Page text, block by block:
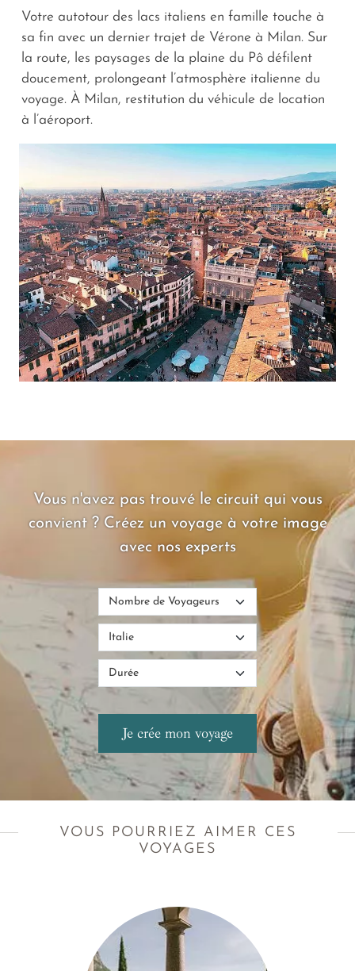
Votre autotour des lacs italiens en famille touche à
sa fin avec un dernier trajet de Vérone à Milan. Sur
la route, les paysages de la plaine du Pô défilent
doucement, prolongeant l’atmosphère italienne du
voyage. À Milan, restitution du véhicule de location
à l’aéroport.
Vous n'avez pas trouvé le circuit qui vous
convient ? Créez un voyage à votre image
avec nos experts
VOUS POURRIEZ AIMER CES
VOYAGES